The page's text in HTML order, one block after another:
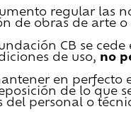
regular las
de obras de arte
CB se
de uso, no
en perfecto
de lo que
del personal o